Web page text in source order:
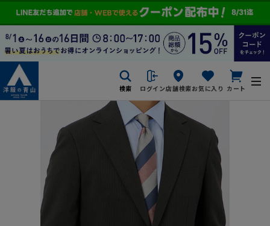
検索 ログイン店舗検索お気に入り カート